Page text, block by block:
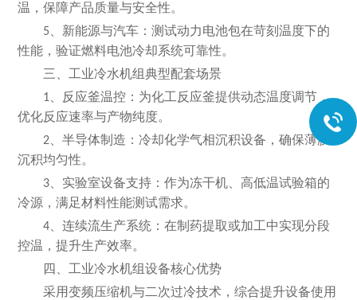
温，保障产品质量与安全性。
5
、新能源与汽车：测试动力电池包在苛刻温度下的
性能，验证燃料电池冷却系统可靠性。
三、工业冷水机组典型配套场景
1 、反应釜温控：为化工反应釜提供动态温度调节，
优化反应速率与产物纯度。
2 、半导体制造：冷却化学气相沉积设备，确保薄膜
沉积均匀性。
3 、实验室设备支持：作为冻干机、高低温试验箱的
冷源，满足材料性能测试需求。
4 、连续流生产系统：在制药提取或加工中实现分段
控温，提升生产效率。
四、工业冷水机组设备核心优势
采用变频压缩机与二次过冷技术，综合提升设备使用